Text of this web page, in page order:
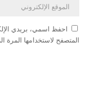
احفظ اسمي، بريدي
المتصفح لاستخدامها المرة